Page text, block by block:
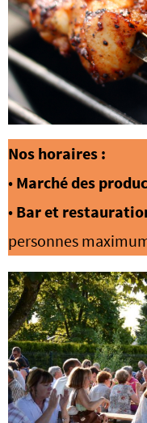
Nos horaires :
• Marché des
• Bar et
personnes